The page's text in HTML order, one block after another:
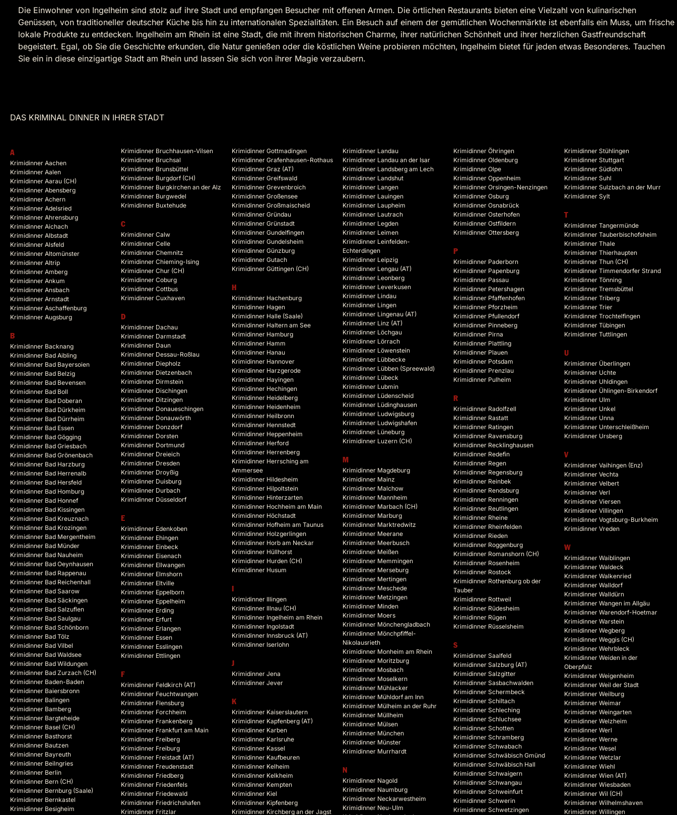
Die Einwohner von Ingelheim sind stolz auf ihre Stadt und empfangen Besucher mit offenen Armen. Die örtlichen Restaurants bieten eine Vielzahl von kulinarischen
Genüssen, von traditioneller deutscher Küche bis hin zu internationalen Spezialitäten. Ein Besuch auf einem der gemütlichen Wochenmärkte ist ebenfalls ein Muss, um frische
lokale Produkte zu entdecken. Ingelheim am Rhein ist eine Stadt, die mit ihrem historischen Charme, ihrer natürlichen Schönheit und ihrer herzlichen Gastfreundschaft
begeistert. Egal, ob Sie die Geschichte erkunden, die Natur genießen oder die köstlichen Weine probieren möchten, Ingelheim bietet für jeden etwas Besonderes. Tauchen
Sie ein in diese einzigartige Stadt am Rhein und lassen Sie sich von ihrer Magie verzaubern.
DAS KRIMINAL DINNER IN IHRER STADT
A
Krimidinner Aachen
Krimidinner Aalen
Krimidinner Aarau (CH)
Krimidinner Abensberg
Krimidinner Achern
Krimidinner Adelsried
Krimidinner Ahrensburg
Krimidinner Aichach
Krimidinner Albstadt
Krimidinner Alsfeld
Krimidinner Altomünster
Krimidinner Altrip
Krimidinner Amberg
Krimidinner Ankum
Krimidinner Ansbach
Krimidinner Arnstadt
Krimidinner Aschaffenburg
Krimidinner Augsburg
B
Krimidinner Backnang
Krimidinner Bad Aibling
Krimidinner Bad Bayersoien
Krimidinner Bad Belzig
Krimidinner Bad Bevensen
Krimidinner Bad Boll
Krimidinner Bad Doberan
Krimidinner Bad Dürkheim
Krimidinner Bad Dürrheim
Krimidinner Bad Essen
Krimidinner Bad Gögging
Krimidinner Bad Griesbach
Krimidinner Bad Grönenbach
Krimidinner Bad Harzburg
Krimidinner Bad Herrenalb
Krimidinner Bad Hersfeld
Krimidinner Bad Homburg
Krimidinner Bad Honnef
Krimidinner Bad Kissingen
Krimidinner Bad Kreuznach
Krimidinner Bad Krozingen
Krimidinner Bad Mergentheim
Krimidinner Bad Münder
Krimidinner Bad Nauheim
Krimidinner Bad Oeynhausen
Krimidinner Bad Rappenau
Krimidinner Bad Reichenhall
Krimidinner Bad Saarow
Krimidinner Bad Säckingen
Krimidinner Bad Salzuflen
Krimidinner Bad Saulgau
Krimidinner Bad Schönborn
Krimidinner Bad Tölz
Krimidinner Bad Vilbel
Krimidinner Bad Waldsee
Krimidinner Bad Wildungen
Krimidinner Bad Zurzach (CH)
Krimidinner Baden-Baden
Krimidinner Baiersbronn
Krimidinner Balingen
Krimidinner Bamberg
Krimidinner Bargteheide
Krimidinner Basel (CH)
Krimidinner Basthorst
Krimidinner Bautzen
Krimidinner Bayreuth
Krimidinner Beilngries
Krimidinner Berlin
Krimidinner Bern (CH)
Krimidinner Bernburg (Saale)
Krimidinner Bernkastel
Krimidinner Besigheim
Krimidinner Bruchhausen-Vilsen
Krimidinner Bruchsal
Krimidinner Brunsbüttel
Krimidinner Burgdorf (CH)
Krimidinner Burgkirchen an der Alz
Krimidinner Burgwedel
Krimidinner Buxtehude
C
Krimidinner Calw
Krimidinner Celle
Krimidinner Chemnitz
Krimidinner Chieming-Ising
Krimidinner Chur (CH)
Krimidinner Coburg
Krimidinner Cottbus
Krimidinner Cuxhaven
D
Krimidinner Dachau
Krimidinner Darmstadt
Krimidinner Daun
Krimidinner Dessau-Roßlau
Krimidinner Diepholz
Krimidinner Dietzenbach
Krimidinner Dirmstein
Krimidinner Dischingen
Krimidinner Ditzingen
Krimidinner Donaueschingen
Krimidinner Donauwörth
Krimidinner Donzdorf
Krimidinner Dorsten
Krimidinner Dortmund
Krimidinner Dreieich
Krimidinner Dresden
Krimidinner Droyßig
Krimidinner Duisburg
Krimidinner Durbach
Krimidinner Düsseldorf
E
Krimidinner Edenkoben
Krimidinner Ehingen
Krimidinner Einbeck
Krimidinner Eisenach
Krimidinner Ellwangen
Krimidinner Elmshorn
Krimidinner Eltville
Krimidinner Eppelborn
Krimidinner Eppelheim
Krimidinner Erding
Krimidinner Erfurt
Krimidinner Erlangen
Krimidinner Essen
Krimidinner Esslingen
Krimidinner Ettlingen
F
Krimidinner Feldkirch (AT)
Krimidinner Feuchtwangen
Krimidinner Flensburg
Krimidinner Forchheim
Krimidinner Frankenberg
Krimidinner Frankfurt am Main
Krimidinner Freiberg
Krimidinner Freiburg
Krimidinner Freistadt (AT)
Krimidinner Freudenstadt
Krimidinner Friedberg
Krimidinner Friedenfels
Krimidinner Friedewald
Krimidinner Friedrichshafen
Krimidinner Fritzlar
Krimidinner Gottmadingen
Krimidinner Grafenhausen-Rothaus
Krimidinner Graz (AT)
Krimidinner Greifswald
Krimidinner Grevenbroich
Krimidinner Großensee
Krimidinner Großmaischeid
Krimidinner Gründau
Krimidinner Grünstadt
Krimidinner Gundelfingen
Krimidinner Gundelsheim
Krimidinner Günzburg
Krimidinner Gutach
Krimidinner Güttingen (CH)
H
Krimidinner Hachenburg
Krimidinner Hagen
Krimidinner Halle (Saale)
Krimidinner Haltern am See
Krimidinner Hamburg
Krimidinner Hamm
Krimidinner Hanau
Krimidinner Hannover
Krimidinner Harzgerode
Krimidinner Hayingen
Krimidinner Hechingen
Krimidinner Heidelberg
Krimidinner Heidenheim
Krimidinner Heilbronn
Krimidinner Hennstedt
Krimidinner Heppenheim
Krimidinner Herford
Krimidinner Herrenberg
Krimidinner Herrsching am
Ammersee
Krimidinner Hildesheim
Krimidinner Hilpoltstein
Krimidinner Hinterzarten
Krimidinner Hochheim am Main
Krimidinner Höchstadt
Krimidinner Hofheim am Taunus
Krimidinner Holzgerlingen
Krimidinner Horb am Neckar
Krimidinner Hüllhorst
Krimidinner Hurden (CH)
Krimidinner Husum
Krimidinner Illingen
Krimidinner Illnau (CH)
Krimidinner Ingelheim am Rhein
Krimidinner Ingolstadt
Krimidinner Innsbruck (AT)
Krimidinner Iserlohn
J
Krimidinner Jena
Krimidinner Jever
K
Krimidinner Kaiserslautern
Krimidinner Kapfenberg (AT)
Krimidinner Karben
Krimidinner Karlsruhe
Krimidinner Kassel
Krimidinner Kaufbeuren
Krimidinner Kelheim
Krimidinner Kelkheim
Krimidinner Kempten
Krimidinner Kiel
Krimidinner Kipfenberg
Krimidinner Kirchberg an der Jagst
Krimidinner Landau
Krimidinner Landau an der Isar
Krimidinner Landsberg am Lech
Krimidinner Landshut
Krimidinner Langen
Krimidinner Lauingen
Krimidinner Laupheim
Krimidinner Lautrach
Krimidinner Legden
Krimidinner Leimen
Krimidinner Leinfelden-
Echterdingen
Krimidinner Leipzig
Krimidinner Lengau (AT)
Krimidinner Leonberg
Krimidinner Leverkusen
Krimidinner Lindau
Krimidinner Lingen
Krimidinner Lingenau (AT)
Krimidinner Linz (AT)
Krimidinner Löchgau
Krimidinner Lörrach
Krimidinner Löwenstein
Krimidinner Lübbecke
Krimidinner Lübben (Spreewald)
Krimidinner Lübeck
Krimidinner Lubmin
Krimidinner Lüdenscheid
Krimidinner Lüdinghausen
Krimidinner Ludwigsburg
Krimidinner Ludwigshafen
Krimidinner Lüneburg
Krimidinner Luzern (CH)
M
Krimidinner Magdeburg
Krimidinner Mainz
Krimidinner Malchow
Krimidinner Mannheim
Krimidinner Marbach (CH)
Krimidinner Marburg
Krimidinner Marktredwitz
Krimidinner Meerane
Krimidinner Meerbusch
Krimidinner Meißen
Krimidinner Memmingen
Krimidinner Merseburg
Krimidinner Mertingen
Krimidinner Meschede
Krimidinner Metzingen
Krimidinner Minden
Krimidinner Moers
Krimidinner Mönchengladbach
Krimidinner Mönchpfiffel-
Nikolausrieth
Krimidinner Monheim am Rhein
Krimidinner Moritzburg
Krimidinner Mosbach
Krimidinner Moselkern
Krimidinner Mühlacker
Krimidinner Mühldorf am Inn
Krimidinner Mülheim an der Ruhr
Krimidinner Müllheim
Krimidinner Mülsen
Krimidinner München
Krimidinner Münster
Krimidinner Murrhardt
N
Krimidinner Nagold
Krimidinner Naumburg
Krimidinner Neckarwestheim
Krimidinner Neu-Ulm
Krimidinner Öhringen
Krimidinner Oldenburg
Krimidinner Olpe
Krimidinner Oppenheim
Krimidinner Orsingen-Nenzingen
Krimidinner Osburg
Krimidinner Osnabrück
Krimidinner Osterhofen
Krimidinner Ostfildern
Krimidinner Ottersberg
P
Krimidinner Paderborn
Krimidinner Papenburg
Krimidinner Passau
Krimidinner Petershagen
Krimidinner Pfaffenhofen
Krimidinner Pforzheim
Krimidinner Pfullendorf
Krimidinner Pinneberg
Krimidinner Pirna
Krimidinner Plattling
Krimidinner Plauen
Krimidinner Potsdam
Krimidinner Prenzlau
Krimidinner Pulheim
R
Krimidinner Radolfzell
Krimidinner Rastatt
Krimidinner Ratingen
Krimidinner Ravensburg
Krimidinner Recklinghausen
Krimidinner Redefin
Krimidinner Regen
Krimidinner Regensburg
Krimidinner Reinbek
Krimidinner Rendsburg
Krimidinner Renningen
Krimidinner Reutlingen
Krimidinner Rheine
Krimidinner Rheinfelden
Krimidinner Rieden
Krimidinner Roggenburg
Krimidinner Romanshorn (CH)
Krimidinner Rosenheim
Krimidinner Rostock
Krimidinner Rothenburg ob der
Tauber
Krimidinner Rottweil
Krimidinner Rüdesheim
Krimidinner Rügen
Krimidinner Rüsselsheim
S
Krimidinner Saalfeld
Krimidinner Salzburg (AT)
Krimidinner Salzgitter
Krimidinner Sasbachwalden
Krimidinner Schermbeck
Krimidinner Schiltach
Krimidinner Schleching
Krimidinner Schluchsee
Krimidinner Schotten
Krimidinner Schramberg
Krimidinner Schwabach
Krimidinner Schwäbisch Gmünd
Krimidinner Schwäbisch Hall
Krimidinner Schwaigern
Krimidinner Schwangau
Krimidinner Schweinfurt
Krimidinner Schwerin
Krimidinner Schwetzingen
Krimidinner Stühlingen
Krimidinner Stuttgart
Krimidinner Südlohn
Krimidinner Suhl
Krimidinner Sulzbach an der Murr
Krimidinner Sylt
T
Krimidinner Tangermünde
Krimidinner Tauberbischofsheim
Krimidinner Thale
Krimidinner Thierhaupten
Krimidinner Thun (CH)
Krimidinner Timmendorfer Strand
Krimidinner Tönning
Krimidinner Tremsbüttel
Krimidinner Triberg
Krimidinner Trier
Krimidinner Trochtelfingen
Krimidinner Tübingen
Krimidinner Tuttlingen
U
Krimidinner Überlingen
Krimidinner Uchte
Krimidinner Uhldingen
Krimidinner Ühlingen-Birkendorf
Krimidinner Ulm
Krimidinner Unkel
Krimidinner Unna
Krimidinner Unterschleißheim
Krimidinner Ursberg
V
Krimidinner Vaihingen (Enz)
Krimidinner Vechta
Krimidinner Velbert
Krimidinner Verl
Krimidinner Viersen
Krimidinner Villingen
Krimidinner Vogtsburg-Burkheim
Krimidinner Vreden
W
Krimidinner Waiblingen
Krimidinner Waldeck
Krimidinner Walkenried
Krimidinner Walldorf
Krimidinner Walldürn
Krimidinner Wangen im Allgäu
Krimidinner Warendorf-Hoetmar
Krimidinner Warstein
Krimidinner Wegberg
Krimidinner Weggis (CH)
Krimidinner Wehrbleck
Krimidinner Weiden in der
Oberpfalz
Krimidinner Weigenheim
Krimidinner Weil der Stadt
Krimidinner Weilburg
Krimidinner Weimar
Krimidinner Weingarten
Krimidinner Welzheim
Krimidinner Werl
Krimidinner Werne
Krimidinner Wesel
Krimidinner Wetzlar
Krimidinner Wiehl
Krimidinner Wien (AT)
Krimidinner Wiesbaden
Krimidinner Wil (CH)
Krimidinner Wilhelmshaven
Krimidinner Willingen